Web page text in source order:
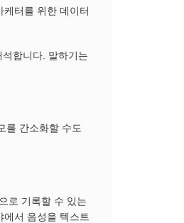
터를 위한 데이터
합니다. 말하기는
를 간소화할 수도
로 기록할 수 있는
서 음성을 텍스트